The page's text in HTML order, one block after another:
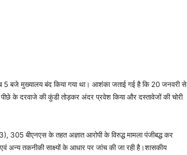
5 बजे मुख्यालय बंद किया गया था। आशंका जताई गई है कि 20 जनवरी से
के दरवाजे की कुंडी तोड़कर अंदर प्रवेश किया और दस्तावेजों की चोरी
बीएनएस के तहत अज्ञात आरोपी के विरुद्ध मामला पंजीबद्ध कर
अन्य तकनीकी साक्ष्यों के आधार पर जांच की जा रही है।शासकीय